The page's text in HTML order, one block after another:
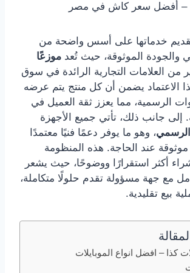
– أفضل سعر كاش في مصر
خدماتها على أسس واضحة من
والجودة الموثوقة، حيث تُعد موزعًا
من العلامات التجارية الرائدة في سوق
هذا الاعتماد يضمن أن كل منتج يتم عرضه
الرسمية، مما يعزز ثقة العميل في
جانب ذلك، تأتي جميع الأجهزة
، وهو ما يوفر دعمًا فنيًا معتمدًا
عند الحاجة. هذه المنظومة
أكثر استقرارًا ووضوحًا، حيث يشعر
مع جهة مسؤولة تقدم حلولًا متكاملة،
بيع تقليدية.
كذا – افضل انواع الموبايلات